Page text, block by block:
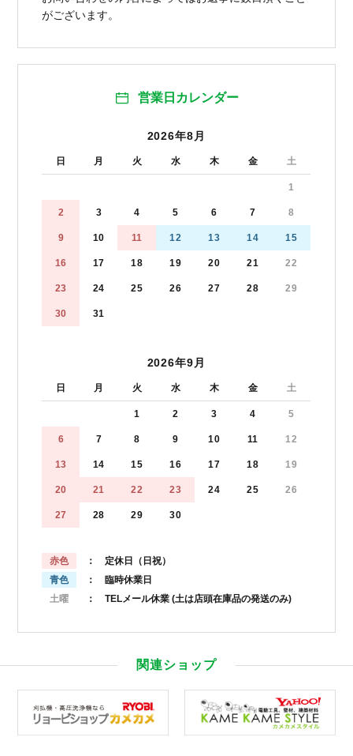
がございます。
営業日カレンダー
2026年8月
日 月 火 水 木 金 土
1
2 3 4 5 6 7 8
9 10 11 12 13 14 15
16 17 18 19 20 21 22
23 24 25 26 27 28 29
30 31
2026年9月
日 月 火 水 木 金 土
1 2 3 4 5
6 7 8 9 10 11 12
13 14 15 16 17 18 19
20 21 22 23 24 25 26
27 28 29 30
赤色
： 定休日（日祝）
青色
： 臨時休業日
土曜
： TELメール休業 (土は店頭在庫品の発送のみ)
関連ショップ